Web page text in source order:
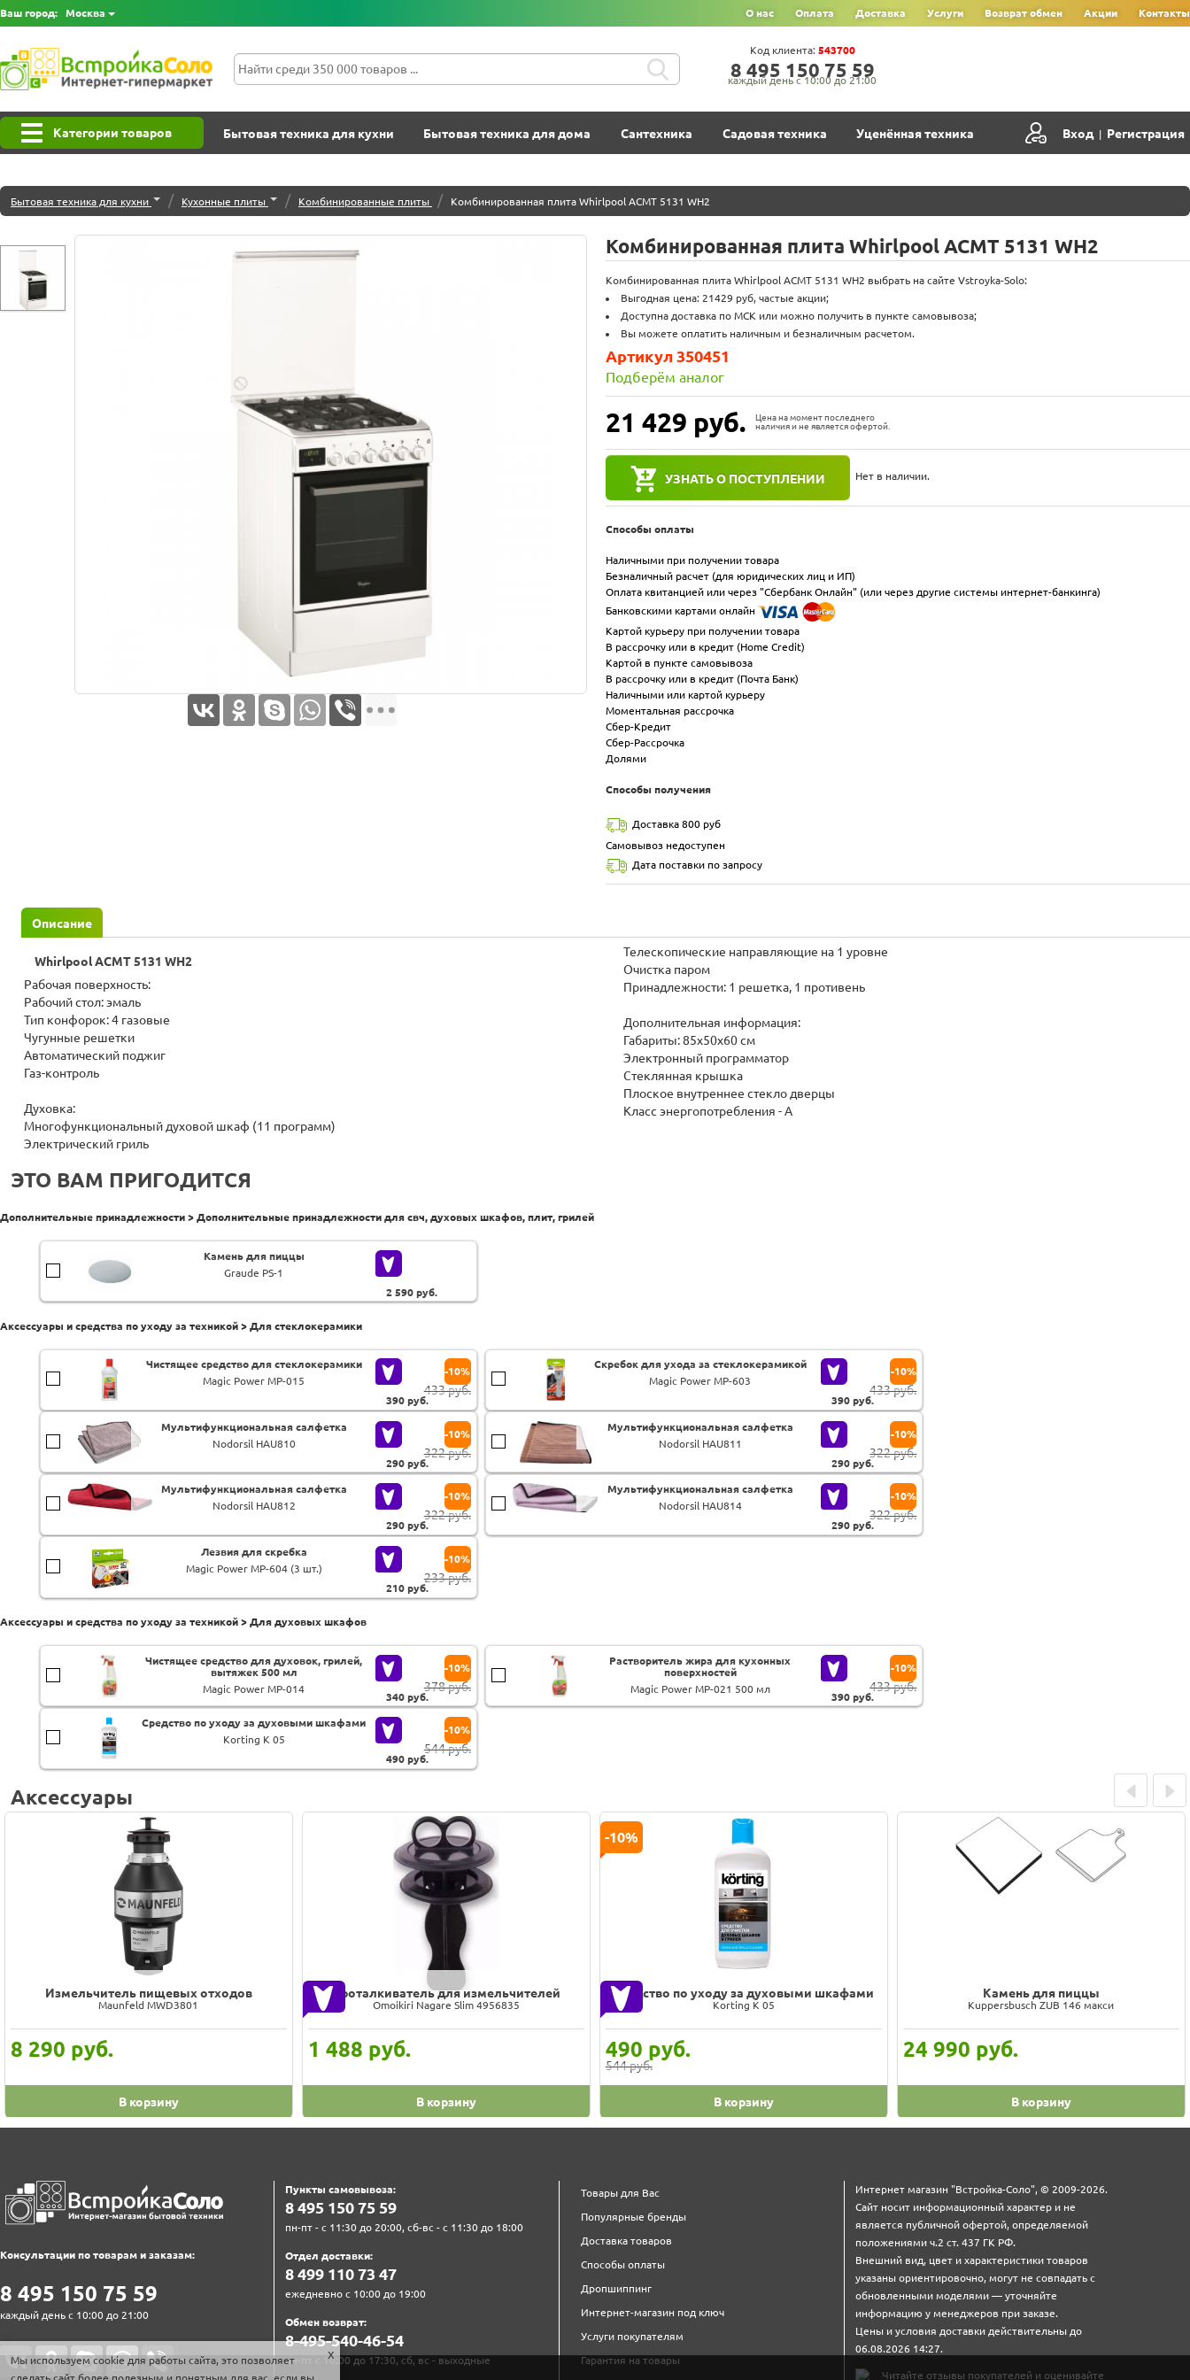
Ваш город: Москва О нас Оплата Доставка Услуги Возврат обмен Акции Контакты
8‍ 4‍9‍5‍ 1‍5‍0‍ 7‍5‍ 5‍9‍
каждый день с 10:00 до 21:00
Код клиента: 543700
Категории товаров Бытовая техника для кухни Бытовая техника для дома Сантехника Садовая техника Уценённая техника Вход | Регистрация
Бытовая техника для кухни / Кухонные плиты / Комбинированные плиты / Комбинированная плита Whirlpool ACMT 5131 WH2
Комбинированная плита Whirlpool ACMT 5131 WH2
Комбинированная плита Whirlpool ACMT 5131 WH2 выбрать на сайте Vstroyka-Solo:
Выгодная цена: 21429 руб, частые акции;
Доступна доставка по МСК или можно получить в пункте самовывоза;
Вы можете оплатить наличным и безналичным расчетом.
21 429 руб.
Цена на момент последнего
наличия и не является офертой.
УЗНАТЬ О ПОСТУПЛЕНИИ Нет в наличии.
Артикул 350451
Подберём аналог
Способы оплаты
Наличными при получении товара
Безналичный расчет (для юридических лиц и ИП)
Оплата квитанцией или через "Сбербанк Онлайн" (или через другие системы интернет-банкинга)
Банковскими картами онлайн
Картой курьеру при получении товара
В рассрочку или в кредит (Home Credit)
Картой в пункте самовывоза
В рассрочку или в кредит (Почта Банк)
Наличными или картой курьеру
Моментальная рассрочка
Сбер-Кредит
Сбер-Рассрочка
Долями
Способы получения
Доставка 800 руб
Самовывоз недоступен
Дата поставки по запросу
Описание
Whirlpool ACMT 5131 WH2
Рабочая поверхность:
Рабочий стол: эмаль
Тип конфорок: 4 газовые
Чугунные решетки
Автоматический поджиг
Газ-контроль
Духовка:
Многофункциональный духовой шкаф (11 программ)
Электрический гриль
Телескопические направляющие на 1 уровне
Очистка паром
Принадлежности: 1 решетка, 1 противень
Дополнительная информация:
Габариты: 85х50х60 см
Электронный программатор
Стеклянная крышка
Плоское внутреннее стекло дверцы
Класс энергопотребления - A
ЭТО ВАМ ПРИГОДИТСЯ
Дополнительные принадлежности > Дополнительные принадлежности для свч, духовых шкафов, плит, грилей
Камень для пиццы
Graude PS-1
2 590руб.
Аксессуары и средства по уходу за техникой > Для стеклокерамики
Чистящее средство для стеклокерамики
Magic Power MP-015
390руб.
433 руб.
-10%
Скребок для ухода за стеклокерамикой
Magic Power MP-603
390 руб.
433 руб.
-10%
Мультифункциональная салфетка
Nodorsil HAU810
290руб.
322 руб.
-10%
Мультифункциональная салфетка
Nodorsil HAU811
290 руб.
322 руб.
-10%
Мультифункциональная салфетка
Nodorsil HAU812
290руб.
322 руб.
-10%
Мультифункциональная салфетка
Nodorsil HAU814
290 руб.
322 руб.
-10%
Лезвия для скребка
Magic Power MP-604 (3 шт.)
210руб.
233 руб.
-10%
Аксессуары и средства по уходу за техникой > Для духовых шкафов
Чистящее средство для духовок, грилей,
вытяжек 500 мл
Magic Power MP-014
340руб.
378 руб.
-10%
Растворитель жира для кухонных
поверхностей
Magic Power MP-021 500 мл
390 руб.
433 руб.
-10%
Средство по уходу за духовыми шкафами
Korting K 05
490руб.
544 руб.
-10%
Аксессуары
Измельчитель пищевых отходов
Maunfeld MWD3801
8 290 руб.
В корзину
Проталкиватель для измельчителей
Omoikiri Nagare Slim 4956835
1 488 руб.
В корзину
Средство по уходу за духовыми шкафами
Korting K 05
490 руб.
544 руб.
-10%
В корзину
Камень для пиццы
Kuppersbusch ZUB 146 макси
24 990 руб.
В корзину
Prev Next
Консультации по товарам и заказам:
8‍ 4‍9‍5‍ 1‍5‍0‍ 7‍5‍ 5‍9‍
каждый день с 10:00 до 21:00
Пункты самовывоза:
8‍ 4‍9‍5‍ 1‍5‍0‍ 7‍5‍ 5‍9‍
пн-пт - с 11:30 до 20:00, сб-вс - с 11:30 до 18:00
Отдел доставки:
8‍ 4‍9‍9‍ 1‍1‍0‍ 7‍3‍ 4‍7‍
ежедневно с 10:00 до 19:00
Обмен возврат:
8‍-4‍9‍5‍-5‍4‍0‍-4‍6‍-5‍4‍
пн-пт с 10:00 до 17:30, сб, вс - выходные
Товары для Вас
Популярные бренды
Доставка товаров
Способы оплаты
Дропшиппинг
Интернет-магазин под ключ
Услуги покупателям
Гарантия на товары
Интернет магазин "Встройка-Соло", © 2009-2026.
Сайт носит информационный характер и не
является публичной офертой, определяемой
положениями ч.2 ст. 437 ГК РФ.
Внешний вид, цвет и характеристики товаров
указаны ориентировочно, могут не совпадать с
обновленными моделями — уточняйте
информацию у менеджеров при заказе.
Цены и условия доставки действительны до
06.08.2026 14:27.
Мы используем cookie для работы сайта, это позволяет